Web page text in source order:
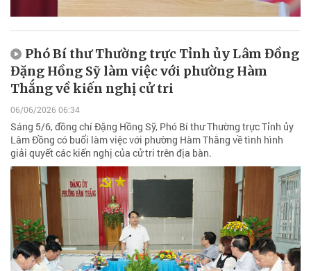
Phó Bí thư Thường trực Tỉnh ủy Lâm Đồng
Đặng Hồng Sỹ làm việc với phường Hàm
Thắng về kiến nghị cử tri
06/06/2026 06:34
Sáng 5/6, đồng chí Đặng Hồng Sỹ, Phó Bí thư Thường trực Tỉnh ủy
Lâm Đồng có buổi làm việc với phường Hàm Thắng về tình hình
giải quyết các kiến nghị của cử tri trên địa bàn.